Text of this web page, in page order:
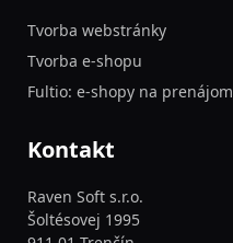
Tvorba webstránky
Tvorba e-shopu
Fultio: e-shopy na prenájom
Kontakt
Raven Soft s.r.o.
Šoltésovej 1995